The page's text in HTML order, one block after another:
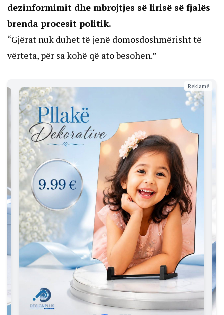
dezinformimit dhe mbrojtjes së lirisë së fjalës
brenda procesit politik.
“Gjërat nuk duhet të jenë domosdoshmërisht të
vërteta, për sa kohë që ato besohen.”
Reklamë